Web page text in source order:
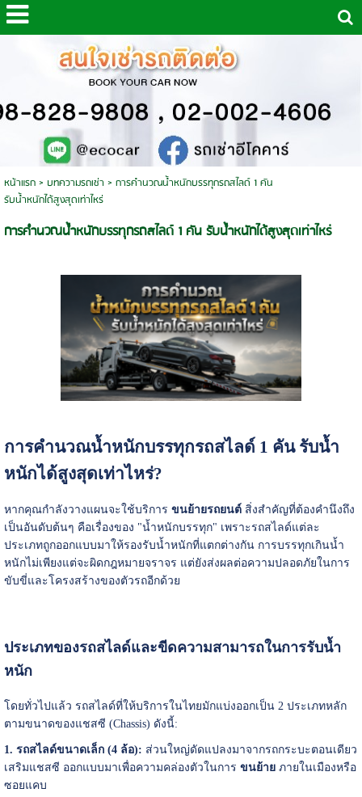
หน้าแรก> บทความรถเช่า > การคำนวณน้ำหนักบรรทุกรถสไลด์ 1 คัน
รับน้ำหนักได้สูงสุดเท่าไหร่
การคำนวณน้ำหนักบรรทุกรถสไลด์ 1 คัน รับน้ำหนักได้สูงสุดเท่าไหร่
การคำนวณน้ำหนักบรรทุกรถสไลด์ 1 คัน รับน้ำ
หนักได้สูงสุดเท่าไหร่?
หากคุณกำลังวางแผนจะใช้บริการ ขนย้ายรถยนต์สิ่งสำคัญที่ต้องคำนึงถึง
เป็นอันดับต้นๆ คือเรื่องของ "น้ำหนักบรรทุก" เพราะรถสไลด์แต่ละ
ประเภทถูกออกแบบมาให้รองรับน้ำหนักที่แตกต่างกัน การบรรทุกเกินน้ำ
หนักไม่เพียงแต่จะผิดกฎหมายจราจร แต่ยังส่งผลต่อความปลอดภัยในการ
ขับขี่และโครงสร้างของตัวรถอีกด้วย
ประเภทของรถสไลด์และขีดความสามารถในการรับน้ำ
หนัก
โดยทั่วไปแล้ว รถสไลด์ที่ให้บริการในไทยมักแบ่งออกเป็น 2 ประเภทหลัก
ตามขนาดของแชสซี (Chassis) ดังนี้:
1. รถสไลด์ขนาดเล็ก (4 ล้อ): ส่วนใหญ่ดัดแปลงมาจากรถกระบะตอนเดียว
เสริมแชสซี ออกแบบมาเพื่อความคล่องตัวในการ ขนย้ายภายในเมืองหรือ
ซอยแคบ